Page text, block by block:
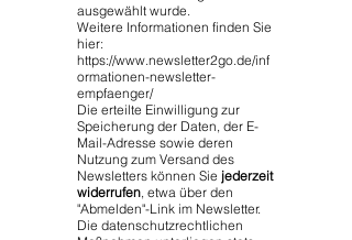
ausgewählt wurde.
Weitere Informationen finden Sie
hier:
https://www.newsletter2go.de/inf
ormationen-newsletter-
empfaenger/
Die erteilte Einwilligung zur
Speicherung der Daten, der E-
Mail-Adresse sowie deren
Nutzung zum Versand des
Newsletters können Sie jederzeit
widerrufen, etwa über den
"Abmelden"-Link im Newsletter.
Die datenschutzrechtlichen